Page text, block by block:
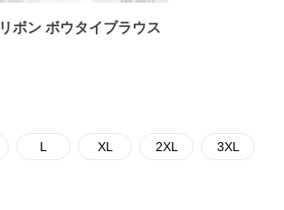
ボン ボウタイブラウス
L XL 2XL 3XL